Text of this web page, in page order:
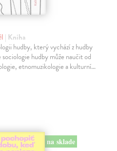
| Kniha
hudby, který vychází z hudby
hudby může naučit od
etnomuzikologie a kulturní…
na sklade